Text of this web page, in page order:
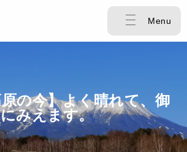
Menu
の今】よく晴れて、御
みえます。